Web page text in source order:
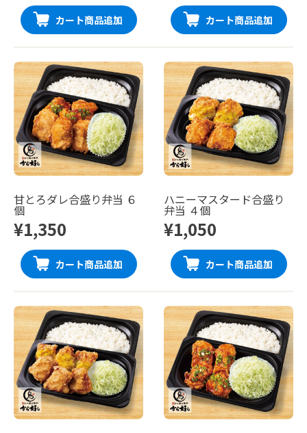
カート商品追加 カート商品追加
甘とろダレ合盛り弁当 ６
個
¥1,350
カート商品追加
ハニーマスタード合盛り
弁当 ４個
¥1,050
カート商品追加